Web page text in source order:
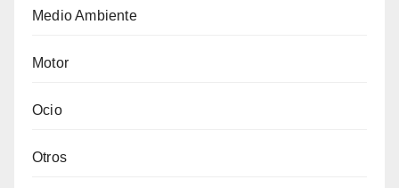
Medio Ambiente
Motor
Ocio
Otros